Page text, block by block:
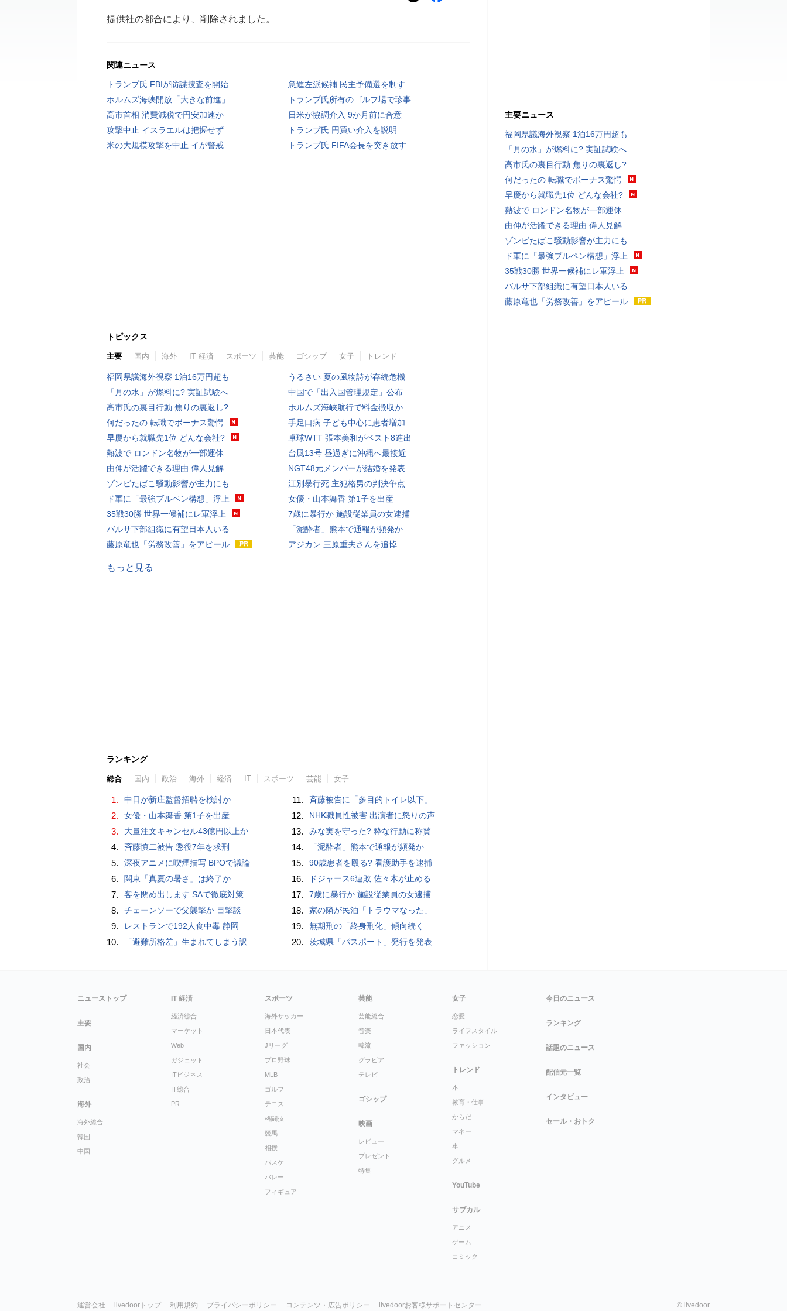
提供社の都合により、削除されました。
関連ニュース
トランプ氏 FBIが防諜捜査を開始
急進左派候補 民主予備選を制す
ホルムズ海峡開放「大きな前進」
トランプ氏所有のゴルフ場で珍事
高市首相 消費減税で円安加速か
日米が協調介入 9か月前に合意
攻撃中止 イスラエルは把握せず
トランプ氏 円買い介入を説明
米の大規模攻撃を中止 イが警戒
トランプ氏 FIFA会長を突き放す
トピックス
主要 国内 海外 IT 経済 スポーツ 芸能 ゴシップ 女子 トレンド
福岡県議海外視察 1泊16万円超も
「月の水」が燃料に? 実証試験へ
高市氏の裏目行動 焦りの裏返し?
何だったの 転職でボーナス驚愕
早慶から就職先1位 どんな会社?
熱波で ロンドン名物が一部運休
由伸が活躍できる理由 偉人見解
ゾンビたばこ騒動影響が主力にも
ド軍に「最強ブルペン構想」浮上
35戦30勝 世界一候補にレ軍浮上
バルサ下部組織に有望日本人いる
藤原竜也「労務改善」をアピール
うるさい 夏の風物詩が存続危機
中国で「出入国管理規定」公布
ホルムズ海峡航行で料金徴収か
手足口病 子ども中心に患者増加
卓球WTT 張本美和がベスト8進出
台風13号 昼過ぎに沖縄へ最接近
NGT48元メンバーが結婚を発表
江別暴行死 主犯格男の判決争点
女優・山本舞香 第1子を出産
7歳に暴行か 施設従業員の女逮捕
「泥酔者」熊本で通報が頻発か
アジカン 三原重夫さんを追悼
もっと見る
ランキング
総合 国内 政治 海外 経済 IT スポーツ 芸能 女子
1. 中日が新庄監督招聘を検討か
2. 女優・山本舞香 第1子を出産
3. 大量注文キャンセル43億円以上か
4. 斉藤慎二被告 懲役7年を求刑
5. 深夜アニメに喫煙描写 BPOで議論
6. 関東「真夏の暑さ」は終了か
7. 客を閉め出します SAで徹底対策
8. チェーンソーで父襲撃か 目撃談
9. レストランで192人食中毒 静岡
10. 「避難所格差」生まれてしまう訳
11. 斉藤被告に「多目的トイレ以下」
12. NHK職員性被害 出演者に怒りの声
13. みな実を守った? 粋な行動に称賛
14. 「泥酔者」熊本で通報が頻発か
15. 90歳患者を殴る? 看護助手を逮捕
16. ドジャース6連敗 佐々木が止める
17. 7歳に暴行か 施設従業員の女逮捕
18. 家の隣が民泊「トラウマなった」
19. 無期刑の「終身刑化」傾向続く
20. 茨城県「パスポート」発行を発表
主要ニュース
福岡県議海外視察 1泊16万円超も
「月の水」が燃料に? 実証試験へ
高市氏の裏目行動 焦りの裏返し?
何だったの 転職でボーナス驚愕
早慶から就職先1位 どんな会社?
熱波で ロンドン名物が一部運休
由伸が活躍できる理由 偉人見解
ゾンビたばこ騒動影響が主力にも
ド軍に「最強ブルペン構想」浮上
35戦30勝 世界一候補にレ軍浮上
バルサ下部組織に有望日本人いる
藤原竜也「労務改善」をアピール
ニューストップ
主要
国内
社会
政治
海外
海外総合
韓国
中国
IT 経済
経済総合
マーケット
Web
ガジェット
ITビジネス
IT総合
PR
スポーツ
海外サッカー
日本代表
Jリーグ
プロ野球
MLB
ゴルフ
テニス
格闘技
競馬
相撲
バスケ
バレー
フィギュア
芸能
芸能総合
音楽
韓流
グラビア
テレビ
ゴシップ
映画
レビュー
プレゼント
特集
女子
恋愛
ライフスタイル
ファッション
トレンド
本
教育・仕事
からだ
マネー
車
グルメ
YouTube
サブカル
アニメ
ゲーム
コミック
今日のニュース
ランキング
話題のニュース
配信元一覧
インタビュー
セール・おトク
運営会社 livedoorトップ 利用規約 プライバシーポリシー コンテンツ・広告ポリシー livedoorお客様サポートセンター © livedoor